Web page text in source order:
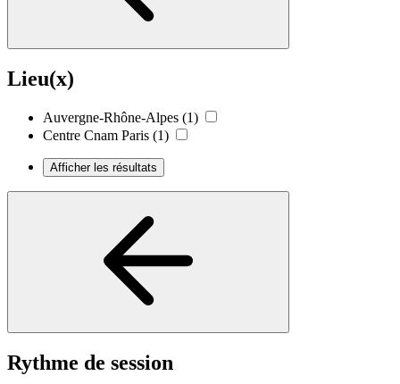
Lieu(x)
Auvergne-Rhône-Alpes (1)
Centre Cnam Paris (1)
Afficher les résultats
Rythme de session